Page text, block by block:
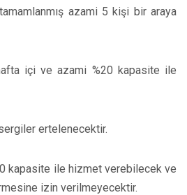
azami 5 kişi bir araya
içi ve azami %20 kapasite ile
ertelenecektir.
kapasite ile hizmet verebilecek ve
izin verilmeyecektir.